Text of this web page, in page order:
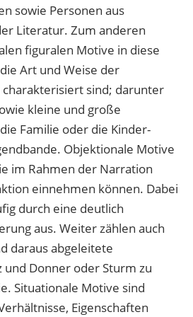
sowie Personen aus
Literatur. Zum anderen
figuralen Motive in diese
Art und Weise der
sind; darunter
kleine und große
Familie oder die Kinder-
Objektionale Motive
im Rahmen der Narration
einnehmen können. Dabei
durch eine deutlich
aus. Weiter zählen auch
daraus abgeleitete
und Donner oder Sturm zu
Situationale Motive sind
Eigenschaften